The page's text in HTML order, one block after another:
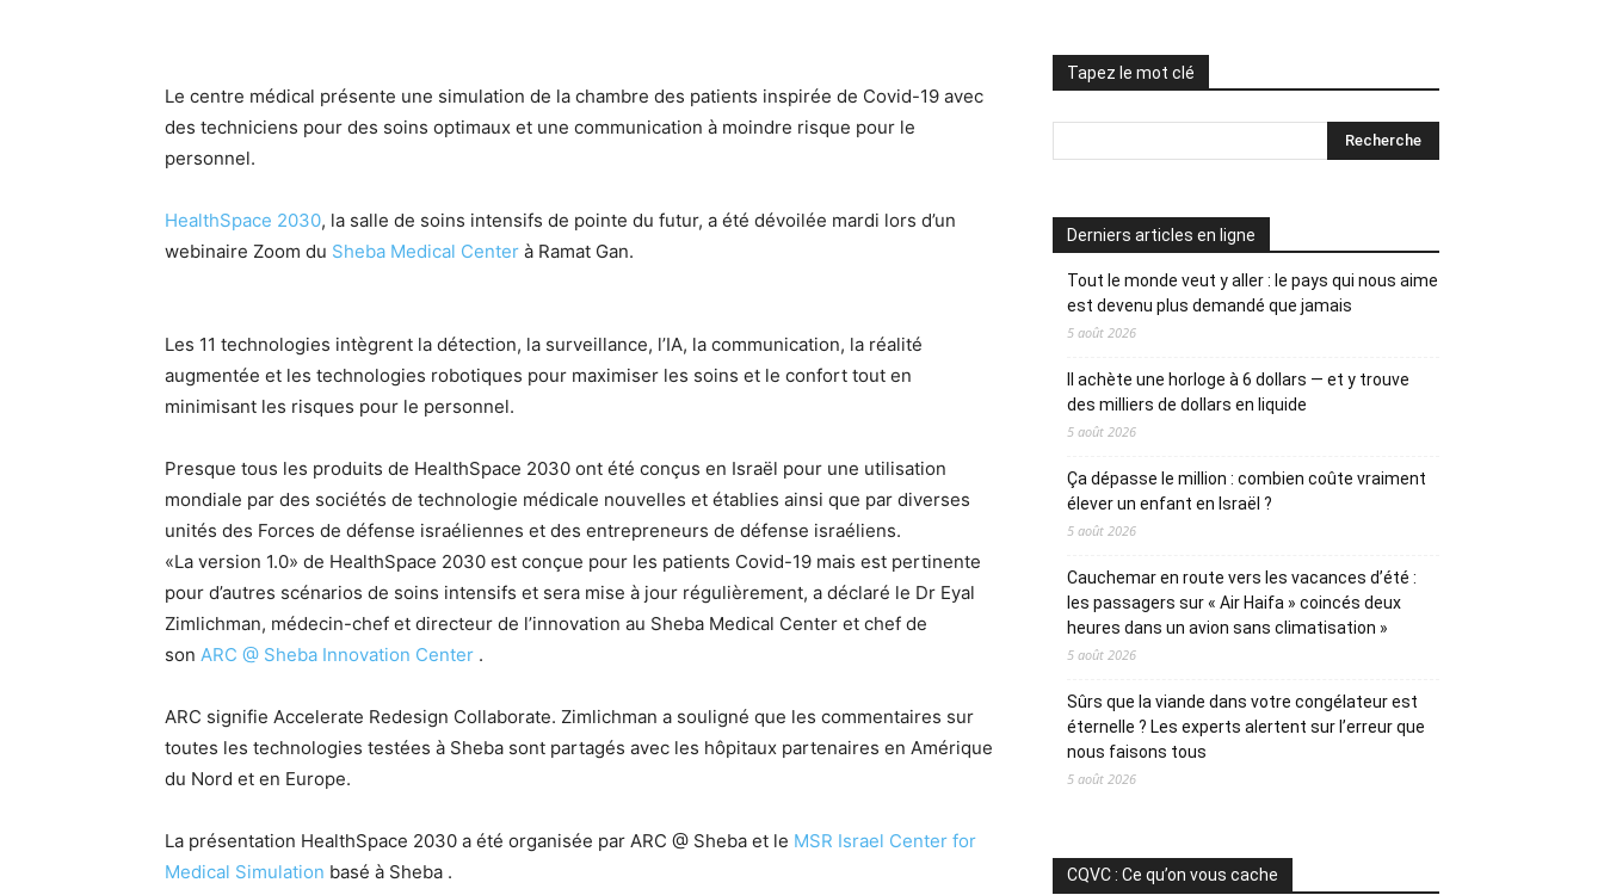
Le centre médical présente une simulation de la chambre des patients inspirée de Covid-19 avec
des techniciens pour des soins optimaux et une communication à moindre risque pour le
personnel.
HealthSpace 2030, la salle de soins intensifs de pointe du futur, a été dévoilée mardi lors d’un
webinaire Zoom du Sheba Medical Center à Ramat Gan.
Les 11 technologies intègrent la détection, la surveillance, l’IA, la communication, la réalité
augmentée et les technologies robotiques pour maximiser les soins et le confort tout en
minimisant les risques pour le personnel.
Presque tous les produits de HealthSpace 2030 ont été conçus en Israël pour une utilisation
mondiale par des sociétés de technologie médicale nouvelles et établies ainsi que par diverses
unités des Forces de défense israéliennes et des entrepreneurs de défense israéliens.
«La version 1.0» de HealthSpace 2030 est conçue pour les patients Covid-19 mais est pertinente
pour d’autres scénarios de soins intensifs et sera mise à jour régulièrement, a déclaré le Dr Eyal
Zimlichman, médecin-chef et directeur de l’innovation au Sheba Medical Center et chef de
son ARC @ Sheba Innovation Center .
ARC signifie Accelerate Redesign Collaborate. Zimlichman a souligné que les commentaires sur
toutes les technologies testées à Sheba sont partagés avec les hôpitaux partenaires en Amérique
du Nord et en Europe.
La présentation HealthSpace 2030 a été organisée par ARC @ Sheba et le MSR Israel Center for
Medical Simulation basé à Sheba .
Tapez le mot clé
Derniers articles en ligne
Tout le monde veut y aller : le pays qui nous aime
est devenu plus demandé que jamais
5 août 2026
Il achète une horloge à 6 dollars — et y trouve
des milliers de dollars en liquide
5 août 2026
Ça dépasse le million : combien coûte vraiment
élever un enfant en Israël ?
5 août 2026
Cauchemar en route vers les vacances d’été :
les passagers sur « Air Haifa » coincés deux
heures dans un avion sans climatisation »
5 août 2026
Sûrs que la viande dans votre congélateur est
éternelle ? Les experts alertent sur l’erreur que
nous faisons tous
5 août 2026
CQVC : Ce qu’on vous cache